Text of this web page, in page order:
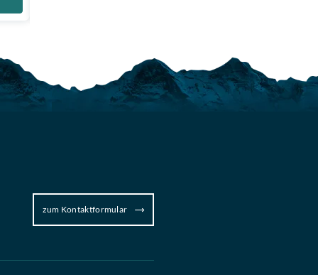
zum Kontaktformular